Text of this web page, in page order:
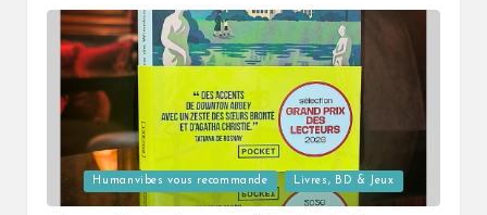
Posted
in
Humanvibes vous recommande Livres, BD & Jeux